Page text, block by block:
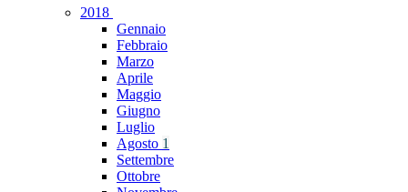
2018
Gennaio
Febbraio
Marzo
Aprile
Maggio
Giugno
Luglio
Agosto 1
Settembre
Ottobre